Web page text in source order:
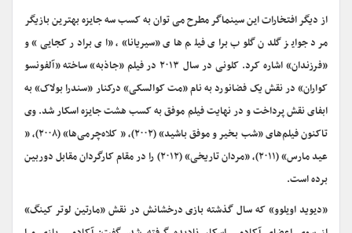
از دیگر افتخارات این سینماگر مطرح می توان به کسب سه جایزه بهترین بازیگر
مرد جوایز گلدن گلوب برای فیلم های «سیریانا»، «ای برادر کجایی» و
«فرزندان» اشاره کرد. کلونی در سال ۲۰۱۳ در فیلم «جاذبه» ساخته «آلفونسو
کواران» در نقش یک فضانورد به نام «مت کوالسکی» درکنار «سندرا بولاک» به
ابفای نقش پرداخت و در نهایت فیلم موفق به کسب هشت جایزه اسکار شد. وی
تاکنون فیلم‌های «شب بخیر و موفق باشید» (۲۰۰۲)، « کلاه‌چرمی‌ها» (۲۰۰۸)، «
عید مارس» (۲۰۱۱)، «مردان تاریخی» (۲۰۱۲) را در مقام کارگردان مقابل دوربین
برده است.
«دیوید اویلوو» که سال گذشته بازی درخشانش در نقش «مارتین لوتر کینگ»